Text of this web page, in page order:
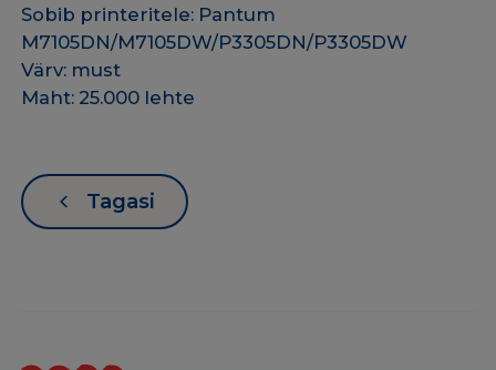
Sobib printeritele: Pantum
M7105DN/M7105DW/P3305DN/P3305DW
Värv: must
Maht: 25.000 lehte
Tagasi